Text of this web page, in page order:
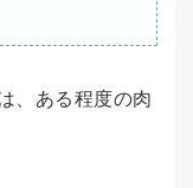
、ある程度の肉